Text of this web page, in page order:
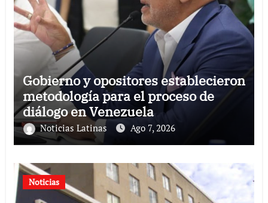
Gobierno y opositores establecieron
metodología para el proceso de
diálogo en Venezuela
Noticias Latinas Ago 7, 2026
Noticias